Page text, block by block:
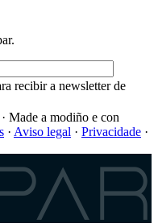
recibir a newsletter de
Made a modiño e con
· Aviso legal · Privacidade ·